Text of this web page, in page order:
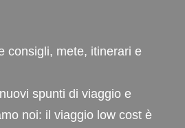
consigli, mete, itinerari e
spunti di viaggio e
noi: il viaggio low cost è